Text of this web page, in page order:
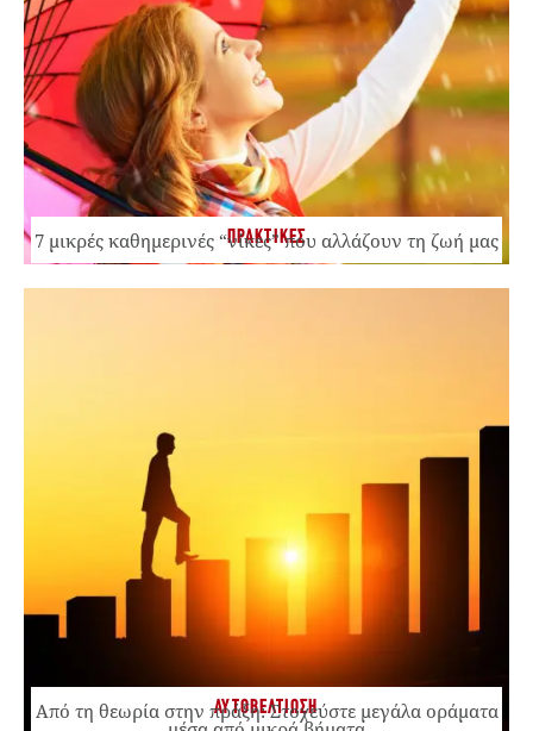
ΠΡΑΚΤΙΚΕΣ
7 μικρές καθημερινές “νίκες” που αλλάζουν τη ζωή μας
ΑΥΤΟΒΕΛΤΙΩΣΗ
Από τη θεωρία στην πράξη: Στοχεύστε μεγάλα οράματα